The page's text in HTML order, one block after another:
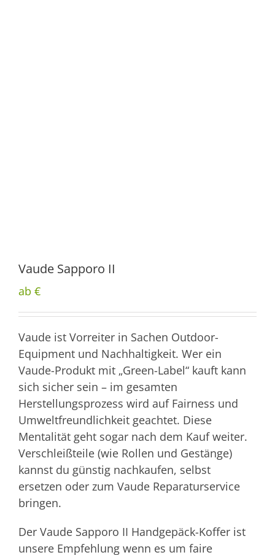
Vaude Sapporo II
ab €
Vaude ist Vorreiter in Sachen Outdoor-
Equipment und Nachhaltigkeit. Wer ein
Vaude-Produkt mit „Green-Label“ kauft kann
sich sicher sein – im gesamten
Herstellungsprozess wird auf Fairness und
Umweltfreundlichkeit geachtet. Diese
Mentalität geht sogar nach dem Kauf weiter.
Verschleißteile (wie Rollen und Gestänge)
kannst du günstig nachkaufen, selbst
ersetzen oder zum Vaude Reparaturservice
bringen.
Der Vaude Sapporo II Handgepäck-Koffer ist
unsere Empfehlung wenn es um faire